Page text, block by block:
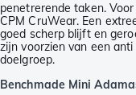
penetrerende taken.
CPM CruWear. Een
goed scherp blijft en
zijn voorzien van een
doelgroep.
Benchmade Mini